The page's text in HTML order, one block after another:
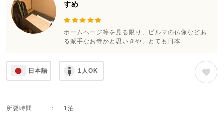
すめ
ホームページ等を見る限り、ビルマの仏像などあ
る派手なお寺かと思いきや、とても日本...
日本語 1人OK
所要時間 ：
1泊